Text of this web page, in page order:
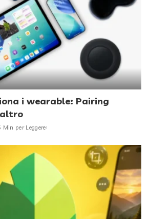
i wearable: Pairing
Min per Leggere